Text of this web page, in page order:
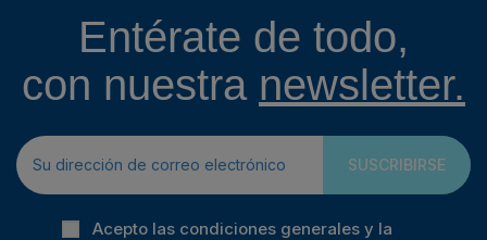
Entérate de todo,
con nuestra newsletter.
SUSCRIBIRSE
Acepto las condiciones generales y la